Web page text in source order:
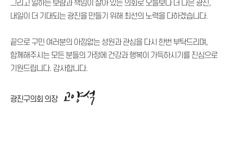
그리고 일하는 보람과 책임이 살아 있는 의회로 오늘보다 더 나은 광진,
내일이 더 기대되는 광진을 만들기 위해 최선의 노력을 다하겠습니다.
끝으로 구민 여러분의 아낌없는 성원과 관심을 다시 한번 부탁드리며,
함께해주시는 모든 분들의 가정에 건강과 행복이 가득하시기를 진심으로
기원드립니다. 감사합니다.
광진구의회 의장